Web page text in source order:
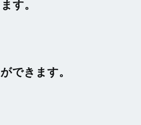
す。
できます。